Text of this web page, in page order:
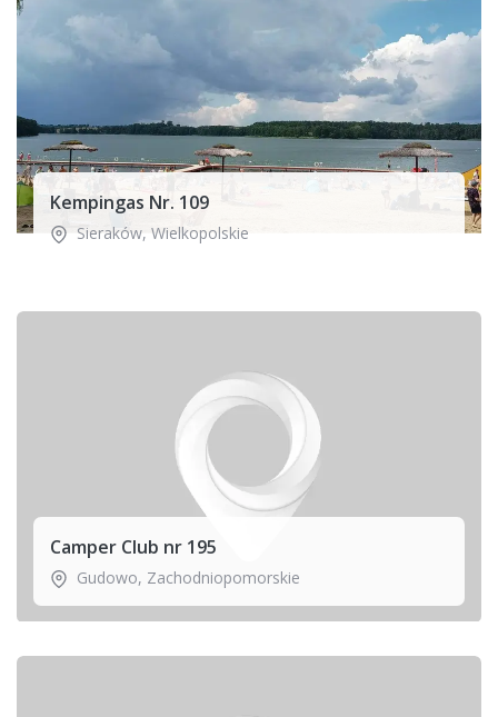
Kempingas Nr. 109
Sieraków, Wielkopolskie
Camper Club nr 195
Gudowo, Zachodniopomorskie